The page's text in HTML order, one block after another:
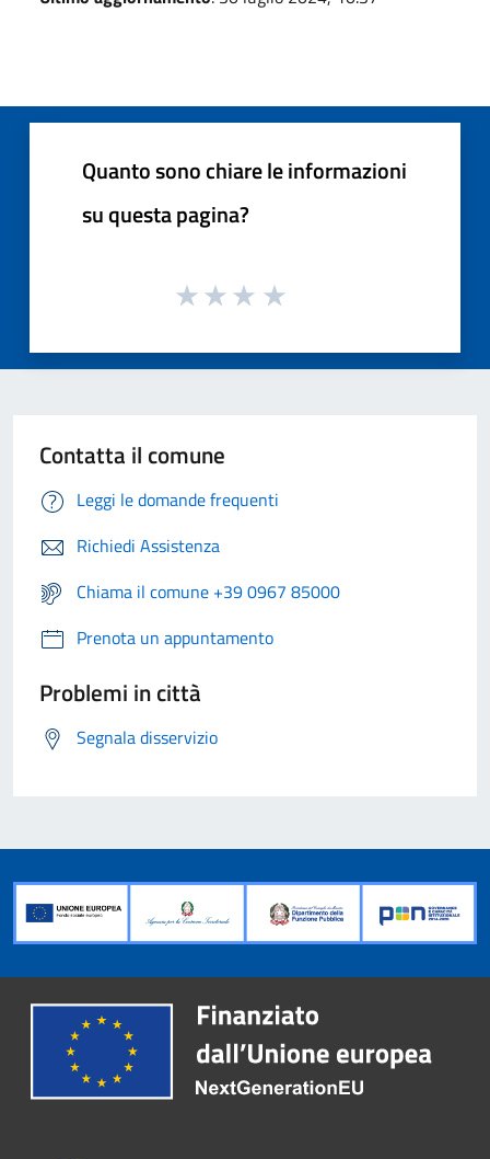
Quanto sono chiare le informazioni
su questa pagina?
Contatta il comune
Leggi le domande frequenti
Richiedi Assistenza
Chiama il comune +39 0967 85000
Prenota un appuntamento
Problemi in città
Segnala disservizio